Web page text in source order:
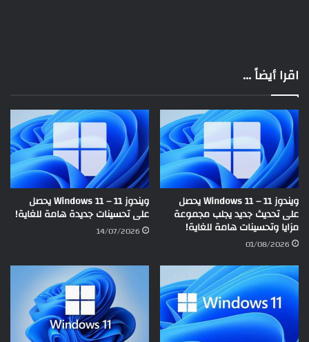
اقرا أيضاً ...
ويندوز 11 – Windows 11 يحصل
على تحديث جديد يجلب مجموعة
مزايا وتحسينات هامة للغاية!
01/08/2026
ويندوز 11 – Windows 11 يحصل
على تحسينات جديدة هامة للغاية!
14/07/2026